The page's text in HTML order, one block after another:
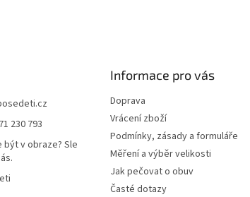
230 793
být v obraze? Sle
Informace pro vás
Doprava
Vrácení zboží
Podmínky, zásady a formuláře
Měření a výběr velikosti
Jak pečovat o obuv
Časté dotazy